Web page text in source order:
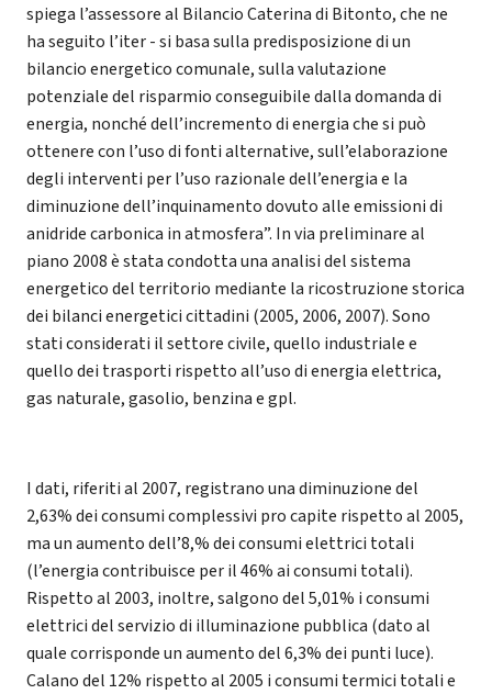
spiega l’assessore al Bilancio Caterina di Bitonto, che ne
ha seguito l’iter - si basa sulla predisposizione di un
bilancio energetico comunale, sulla valutazione
potenziale del risparmio conseguibile dalla domanda di
energia, nonché dell’incremento di energia che si può
ottenere con l’uso di fonti alternative, sull’elaborazione
degli interventi per l’uso razionale dell’energia e la
diminuzione dell’inquinamento dovuto alle emissioni di
anidride carbonica in atmosfera”. In via preliminare al
piano 2008 è stata condotta una analisi del sistema
energetico del territorio mediante la ricostruzione storica
dei bilanci energetici cittadini (2005, 2006, 2007). Sono
stati considerati il settore civile, quello industriale e
quello dei trasporti rispetto all’uso di energia elettrica,
gas naturale, gasolio, benzina e gpl.
I dati, riferiti al 2007, registrano una diminuzione del
2,63% dei consumi complessivi pro capite rispetto al 2005,
ma un aumento dell’8,% dei consumi elettrici totali
(l’energia contribuisce per il 46% ai consumi totali).
Rispetto al 2003, inoltre, salgono del 5,01% i consumi
elettrici del servizio di illuminazione pubblica (dato al
quale corrisponde un aumento del 6,3% dei punti luce).
Calano del 12% rispetto al 2005 i consumi termici totali e